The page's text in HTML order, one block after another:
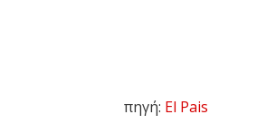
πηγή: El Pais